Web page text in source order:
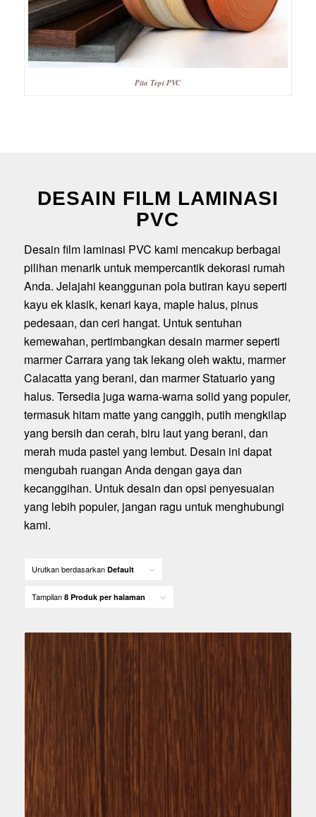
Pita Tepi PVC
DESAIN FILM LAMINASI
PVC
Desain film laminasi PVC kami mencakup berbagai
pilihan menarik untuk mempercantik dekorasi rumah
Anda. Jelajahi keanggunan pola butiran kayu seperti
kayu ek klasik, kenari kaya, maple halus, pinus
pedesaan, dan ceri hangat. Untuk sentuhan
kemewahan, pertimbangkan desain marmer seperti
marmer Carrara yang tak lekang oleh waktu, marmer
Calacatta yang berani, dan marmer Statuario yang
halus. Tersedia juga warna-warna solid yang populer,
termasuk hitam matte yang canggih, putih mengkilap
yang bersih dan cerah, biru laut yang berani, dan
merah muda pastel yang lembut. Desain ini dapat
mengubah ruangan Anda dengan gaya dan
kecanggihan. Untuk desain dan opsi penyesuaian
yang lebih populer, jangan ragu untuk menghubungi
kami.
Urutkan berdasarkan Default
Tampilan 8 Produk per halaman